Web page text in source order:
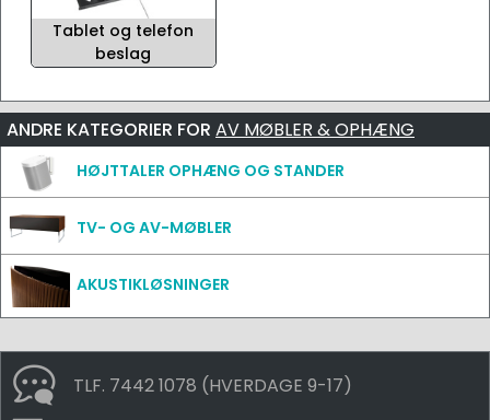
Tablet og telefon
beslag
ANDRE KATEGORIER FOR AV MØBLER & OPHÆNG
HØJTTALER OPHÆNG OG STANDER
TV- OG AV-MØBLER
AKUSTIKLØSNINGER
TLF. 7442 1078 (HVERDAGE 9-17)